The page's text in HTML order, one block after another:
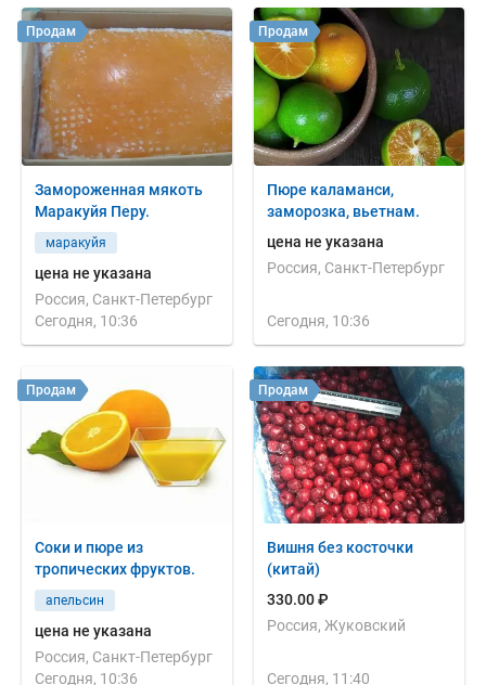
Замороженная мякоть
Маракуйя Перу.
маракуйя
цена не указана
Россия, Санкт-Петербург
Сегодня, 10:36
Продам
Пюре каламанси,
заморозка, вьетнам.
цена не указана
Россия, Санкт-Петербург
Сегодня, 10:36
Продам
Соки и пюре из
тропических фруктов.
апельсин
цена не указана
Россия, Санкт-Петербург
Сегодня, 10:36
Продам
Вишня без косточки
(китай)
330.00 ₽
Россия, Жуковский
Сегодня, 11:40
Продам